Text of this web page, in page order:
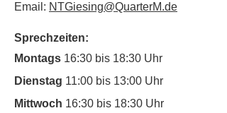
Email: NTGiesing@QuarterM.de
Sprechzeiten:
Montags 16:30 bis 18:30 Uhr
Dienstag 11:00 bis 13:00 Uhr
Mittwoch 16:30 bis 18:30 Uhr